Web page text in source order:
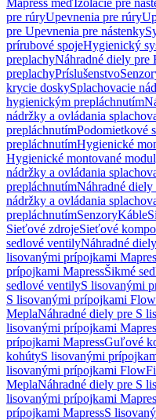
Mapress meďIzolácie pre
pre rúryUpevnenia pre rúry
pre Upevnenia pre nástenky
prírubové spojeHygienický
preplachyNáhradné diely pre
preplachyPríslušenstvo
krycie doskySplachovacie
hygienickým prepláchnutím
nádržky a ovládania
prepláchnutímPodomietkové
prepláchnutímHygienické
Hygienické montované
nádržky a ovládania
prepláchnutímNáhradné diely
nádržky a ovládania
prepláchnutímSenzoryKáble
Sieťové zdrojeSieťové
sedlové ventilyNáhradné
lisovanými prípojkami
prípojkami MapressŠikmé
sedlové ventilyS lisovanými
S lisovanými prípojkami
MeplaNáhradné diely pre S
lisovanými prípojkami
prípojkami MapressGuľové
kohútyS lisovanými
lisovanými prípojkami
MeplaNáhradné diely pre S
lisovanými prípojkami
prípojkami MapressS